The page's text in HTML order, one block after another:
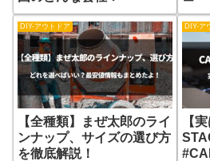
DIY-アウトドア
【全種類】まぜ太郎のライ
ンナップ、サイズの選び方
を徹底解説！
DIY-ア
【